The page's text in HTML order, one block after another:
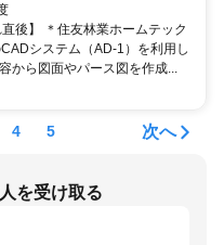
後】 ＊住友林業ホームテック
システム（AD-1）を利用し
から図面やパース図を作成...
4 5 次へ
を受け取る